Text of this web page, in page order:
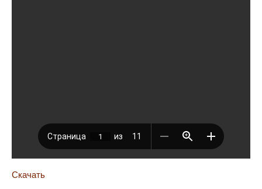
Скачать